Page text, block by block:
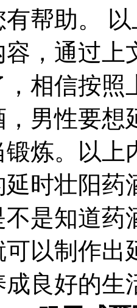
帮助。
，通过上
相信按照
男性要想
炼。以上
时壮阳
是知道药
以制作出
成良好的